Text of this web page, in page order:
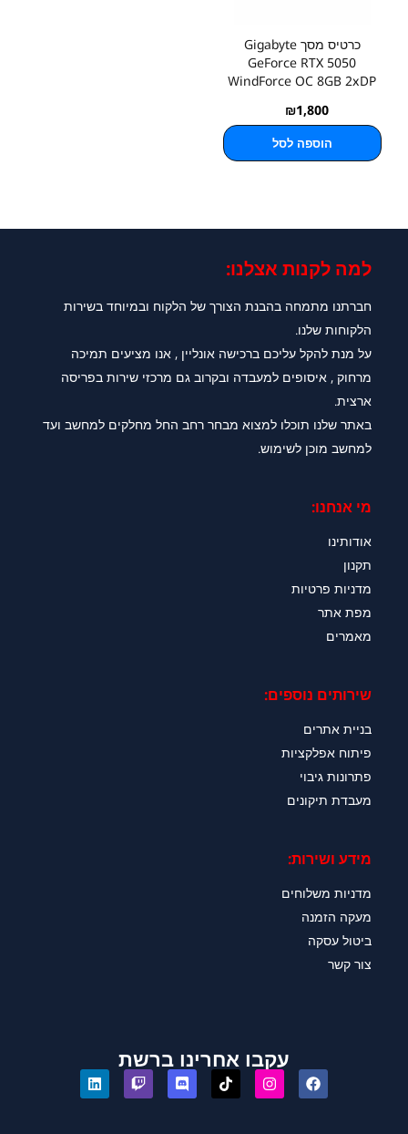
כרטיס מסך Gigabyte
GeForce RTX 5050
WindForce OC 8GB 2xDP
₪1,800
הוספה לסל
למה לקנות אצלנו:​
חברתנו מתמחה בהבנת הצורך של הלקוח ובמיוחד בשירות
הלקוחות שלנו.
על מנת להקל עליכם ברכישה אונליין , אנו מציעים תמיכה
מרחוק , איסופים למעבדה ובקרוב גם מרכזי שירות בפריסה
ארצית.
באתר שלנו תוכלו למצוא מבחר רחב החל מחלקים למחשב ועד
למחשב מוכן לשימוש.
מי אנחנו:
אודותינו
תקנון
מדניות פרטיות
מפת אתר
מאמרים
שירותים נוספים:
בניית אתרים
פיתוח אפלקציות
פתרונות גיבוי
מעבדת תיקונים
מידע ושירות:
מדניות משלוחים
מעקה הזמנה
ביטול עסקה
צור קשר
עקבו אחרינו ברשת